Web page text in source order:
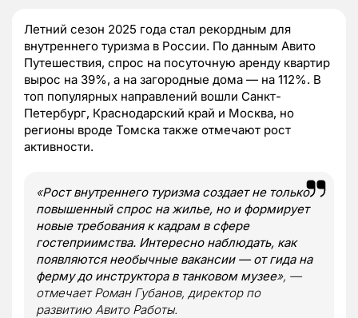
Летний сезон 2025 года стал рекордным для
внутреннего туризма в России. По данным Авито
Путешествия, спрос на посуточную аренду квартир
вырос на 39%, а на загородные дома — на 112%. В
топ популярных направлений вошли Санкт-
Петербург, Краснодарский край и Москва, но
регионы вроде Томска также отмечают рост
активности.
«Рост внутреннего туризма создает не только
повышенный спрос на жилье, но и формирует
новые требования к кадрам в сфере
гостеприимства. Интересно наблюдать, как
появляются необычные вакансии — от гида на
ферму до инструктора в танковом музее», —
отмечает Роман Губанов, директор по
развитию Авито Работы.